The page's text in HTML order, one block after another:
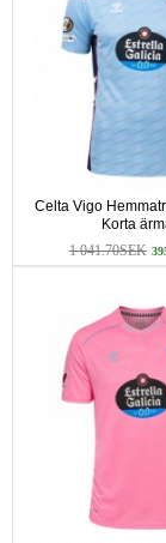
Celta Vigo
Korta
1 041.70SEK